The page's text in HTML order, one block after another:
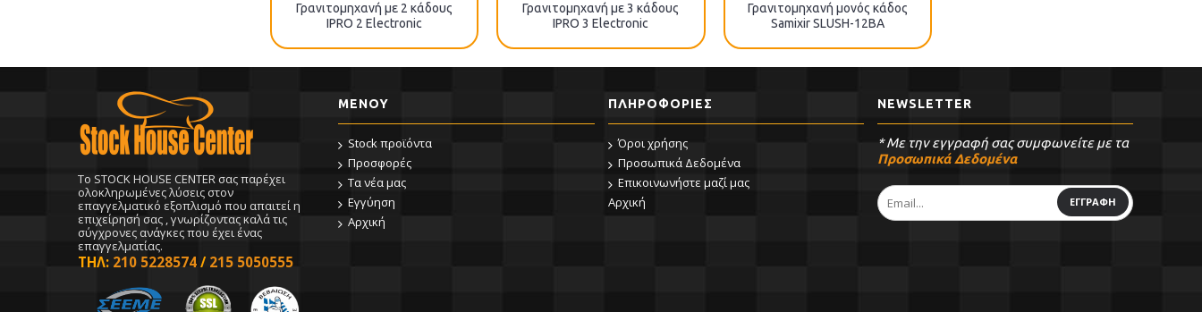
Γρανιτομηχανή με 2 κάδους
IPRO 2 Electronic
Γρανιτομηχανή με 3 κάδους
IPRO 3 Electronic
Γρανιτομηχανή μονός κάδος
Samixir SLUSH-12BA
To STOCK HOUSE CENTER σας παρέχει
ολοκληρωμένες λύσεις στον
επαγγελματικό εξοπλισμό που απαιτεί η
επιχείρησή σας , γνωρίζοντας καλά τις
σύγχρονες ανάγκες που έχει ένας
επαγγελματίας.
ΤΗΛ: 210 5228574 / 215 5050555
ΜΕΝΟΥ
Stock προϊόντα
Προσφορές
Τα νέα μας
Εγγύηση
Αρχική
ΠΛΗΡΟΦΟΡΊΕΣ
Όροι χρήσης
Προσωπικά Δεδομένα
Επικοινωνήστε μαζί μας
Αρχική
NEWSLETTER
* Με την εγγραφή σας συμφωνείτε με τα
Προσωπικά Δεδομένα
ΕΓΓΡΑΦΗ